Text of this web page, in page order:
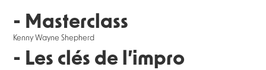
- Masterclass
Kenny Wayne Shepherd
- Les clés de l’impro